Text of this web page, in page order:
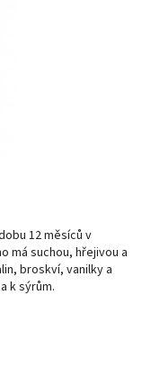
12 měsíců v
má suchou, hřejivou a
broskví, vanilky a
k sýrům.